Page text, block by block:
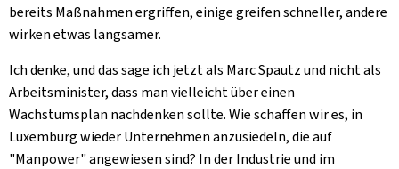
bereits Maßnahmen ergriffen, einige greifen schneller, andere
wirken etwas langsamer.
Ich denke, und das sage ich jetzt als Marc Spautz und nicht als
Arbeitsminister, dass man vielleicht über einen
Wachstumsplan nachdenken sollte. Wie schaffen wir es, in
Luxemburg wieder Unternehmen anzusiedeln, die auf
"Manpower" angewiesen sind? In der Industrie und im